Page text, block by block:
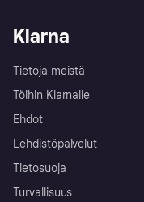
Klarna
Tietoja meistä
Töihin Klarnalle
Ehdot
Lehdistöpalvelut
Tietosuoja
Turvallisuus